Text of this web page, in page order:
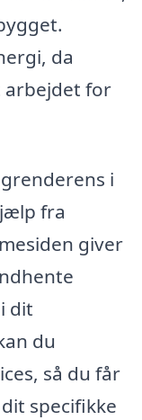
da
arbejdet for
i
fra
giver
dit
du
så du får
specifikke